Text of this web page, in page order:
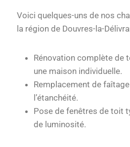
Voici quelques-uns de nos
la région de Douvres-la-
Rénovation complète de
une maison individuelle.
Remplacement de
l’étanchéité.
Pose de fenêtres de toit
de luminosité.